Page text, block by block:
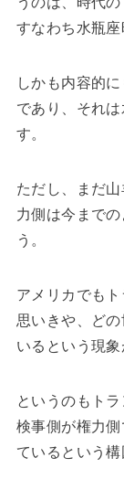
すなわち水瓶座
しかも内容的
であり、それ
す。
ただし、まだ
力側は今まで
う。
アメリカでも
思いきや、ど
いるという現象
というのもト
検事側が権力
ているという構